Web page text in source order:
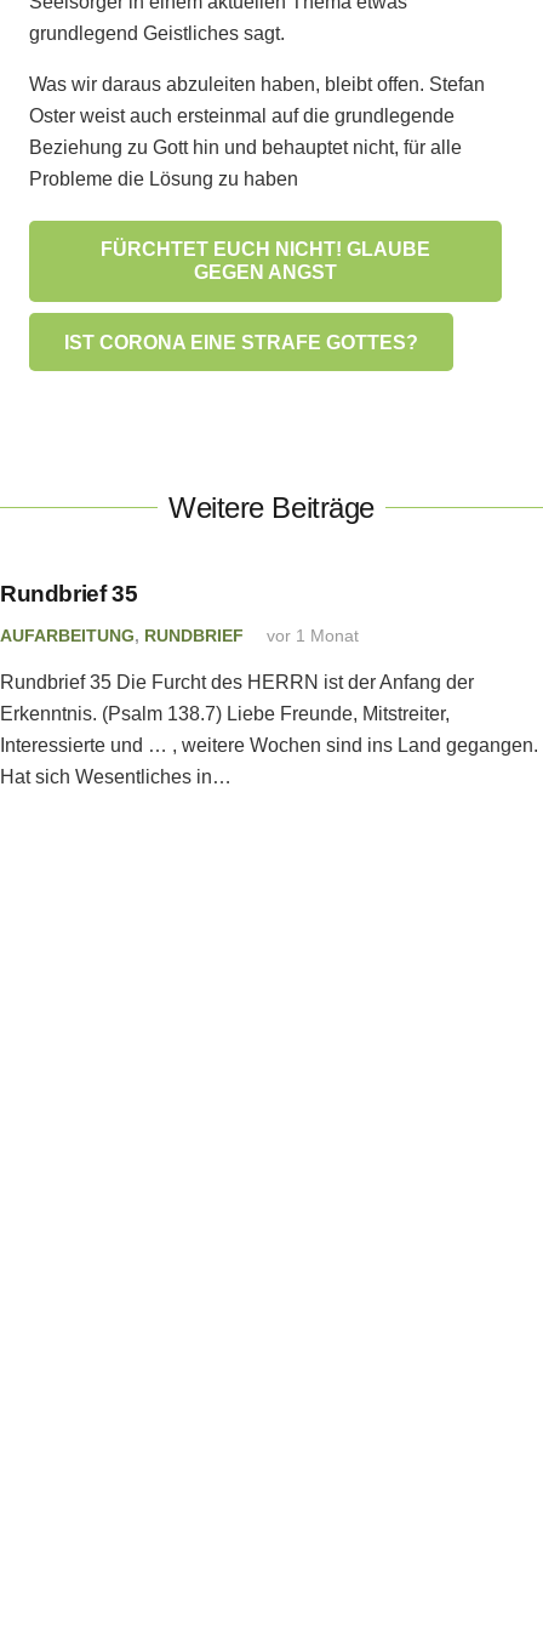
grundlegend Geistliches sagt.
Was wir daraus abzuleiten haben, bleibt offen. Stefan
Oster weist auch ersteinmal auf die grundlegende
Beziehung zu Gott hin und behauptet nicht, für alle
Probleme die Lösung zu haben
FÜRCHTET EUCH NICHT! GLAUBE
GEGEN ANGST
IST CORONA EINE STRAFE GOTTES?
Weitere Beiträge
Rundbrief 35
AUFARBEITUNG, RUNDBRIEF vor 1 Monat
Rundbrief 35 Die Furcht des HERRN ist der Anfang der
Erkenntnis. (Psalm 138.7) Liebe Freunde, Mitstreiter,
Interessierte und … , weitere Wochen sind ins Land gegangen.
Hat sich Wesentliches in…